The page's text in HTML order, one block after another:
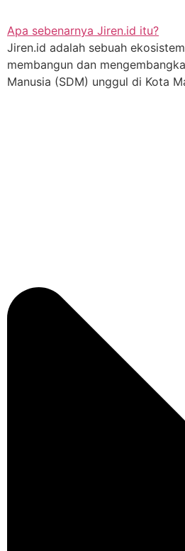
Apa sebenarnya Jiren.id itu?
Jiren.id adalah sebuah
membangun dan
Manusia (SDM) unggul di Kota